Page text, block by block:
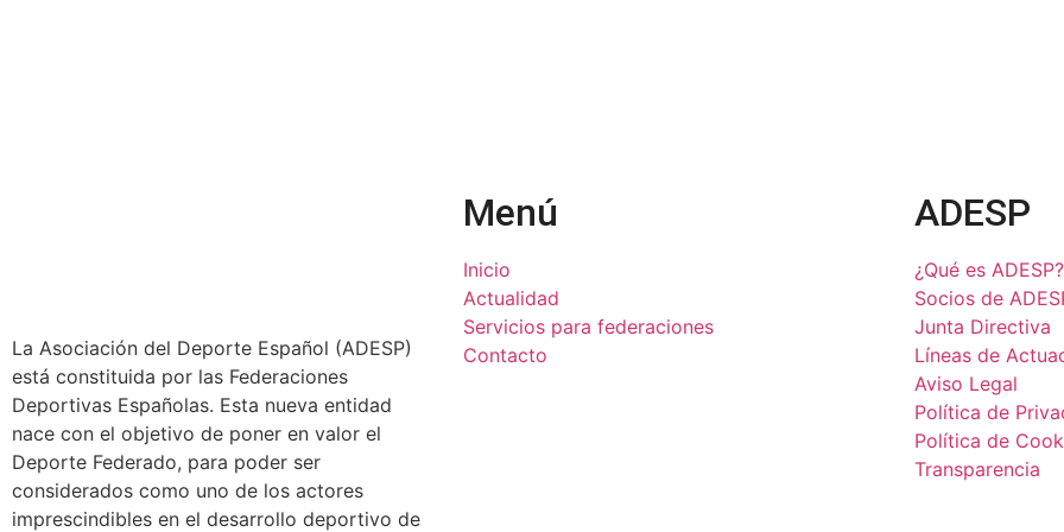
La Asociación del Deporte Español (ADESP)
está constituida por las Federaciones
Deportivas Españolas. Esta nueva entidad
nace con el objetivo de poner en valor el
Deporte Federado, para poder ser
considerados como uno de los actores
imprescindibles en el desarrollo deportivo de
Menú
Inicio
Actualidad
Servicios para federaciones
Contacto
ADESP
¿Qué es ADESP?
Socios de
Junta Directiva
Líneas de
Aviso Legal
Política de
Política de
Transparencia